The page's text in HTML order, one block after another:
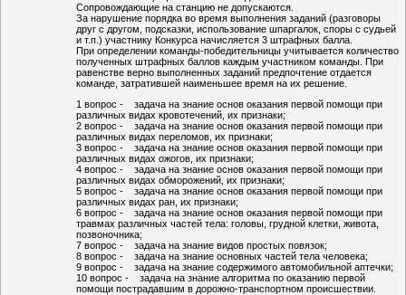
Сопровождающие на станцию не допускаются.
За нарушение порядка во время выполнения заданий (разговоры
друг с другом, подсказки, использование шпаргалок, споры с судьей
и т.п.) участнику Конкурса начисляется 3 штрафных балла.
При определении команды-победительницы учитывается количество
полученных штрафных баллов каждым участником команды. При
равенстве верно выполненных заданий предпочтение отдается
команде, затратившей наименьшее время на их решение.
1 вопрос - задача на знание основ оказания первой помощи при
различных видах кровотечений, их признаки;
2 вопрос - задача на знание основ оказания первой помощи при
различных видах переломов, их признаки;
3 вопрос - задача на знание основ оказания первой помощи при
различных видах ожогов, их признаки;
4 вопрос - задача на знание основ оказания первой помощи при
различных видах обморожений, их признаки;
5 вопрос - задача на знание основ оказания первой помощи при
различных видах ран, их признаки;
6 вопрос - задача на знание основ оказания первой помощи при
травмах различных частей тела: головы, грудной клетки, живота,
позвоночника;
7 вопрос - задача на знание видов простых повязок;
8 вопрос - задача на знание основных частей тела человека;
9 вопрос - задача на знание содержимого автомобильной аптечки;
10 вопрос - задача на знание алгоритма по оказанию первой
помощи пострадавшим в дорожно-транспортном происшествии.